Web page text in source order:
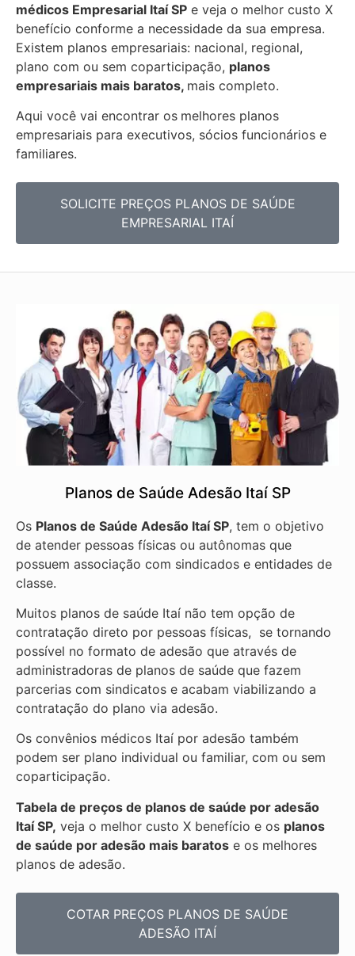
médicos Empresarial Itaí SP e veja o melhor custo X
benefício conforme a necessidade da sua empresa.
Existem planos empresariais: nacional, regional,
plano com ou sem coparticipação, planos
empresariais mais baratos, mais completo.
Aqui você vai encontrar os melhores planos
empresariais para executivos, sócios funcionários e
familiares.
SOLICITE PREÇOS PLANOS DE SAÚDE
EMPRESARIAL ITAÍ
Planos de Saúde Adesão Itaí SP
Os Planos de Saúde Adesão Itaí SP, tem o objetivo
de atender pessoas físicas ou autônomas que
possuem associação com sindicados e entidades de
classe.
Muitos planos de saúde Itaí não tem opção de
contratação direto por pessoas físicas, se tornando
possível no formato de adesão que através de
administradoras de planos de saúde que fazem
parcerias com sindicatos e acabam viabilizando a
contratação do plano via adesão.
Os convênios médicos Itaí por adesão também
podem ser plano individual ou familiar, com ou sem
coparticipação.
Tabela de preços de planos de saúde por adesão
Itaí SP, veja o melhor custo X benefício e os planos
de saúde por adesão mais baratos e os melhores
planos de adesão.
COTAR PREÇOS PLANOS DE SAÚDE
ADESÃO ITAÍ